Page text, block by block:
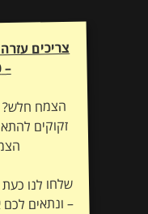
– 50 מטר דרג 4?
הצמח חלש?
זקוקים
שלחו לנו כעת